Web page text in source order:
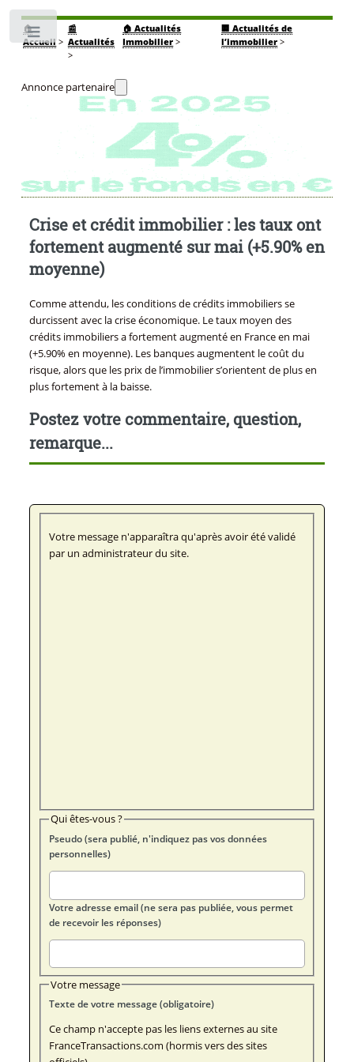
🏠
Accueil>
📰
Actualités
>
🏠 Actualités
Immobilier >
🏢 Actualités de
l’immobilier >
Annonce partenaire
Crise et crédit immobilier : les taux ont
fortement augmenté sur mai (+5.90% en
moyenne)
Comme attendu, les conditions de crédits immobiliers se
durcissent avec la crise économique. Le taux moyen des
crédits immobiliers a fortement augmenté en France en mai
(+5.90% en moyenne). Les banques augmentent le coût du
risque, alors que les prix de l’immobilier s’orientent de plus en
plus fortement à la baisse.
Postez votre commentaire, question,
remarque...
Votre message n'apparaîtra qu'après avoir été validé
par un administrateur du site.
Qui êtes-vous ?
Pseudo (sera publié, n'indiquez pas vos données
personnelles)
Votre adresse email (ne sera pas publiée, vous permet
de recevoir les réponses)
Votre message
Texte de votre message (obligatoire)
Ce champ n'accepte pas les liens externes au site
FranceTransactions.com (hormis vers des sites
Toggle